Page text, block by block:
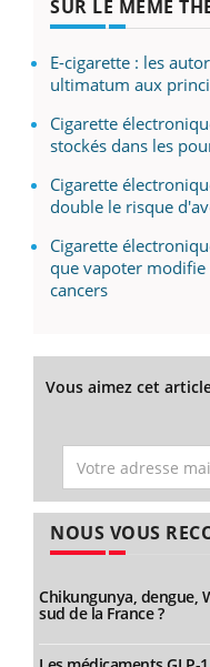
SUR LE MÊME
E-cigarette : les
ultimatum aux
Cigarette
stockés dans les
Cigarette
double le risque
Cigarette
que vapoter
cancers
Vous aimez cet
NOUS VOUS
Chikungunya, dengue,
sud de la France ?